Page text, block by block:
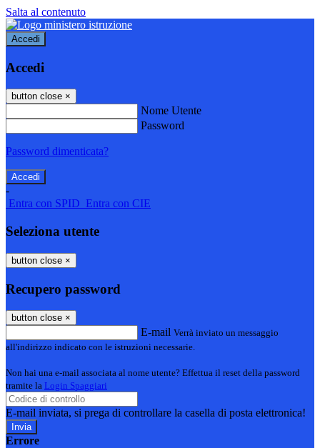
Salta al contenuto
Accedi
Accedi
button close ×
Nome Utente
Password
Password dimenticata?
-
Entra con SPID Entra con CIE
Seleziona utente
button close ×
Recupero password
button close ×
E-mail Verrà inviato un messaggio
all'indirizzo indicato con le istruzioni necessarie.
Non hai una e-mail associata al nome utente? Effettua il reset della password
tramite la Login Spaggiari
E-mail inviata, si prega di controllare la casella di posta elettronica!
Errore